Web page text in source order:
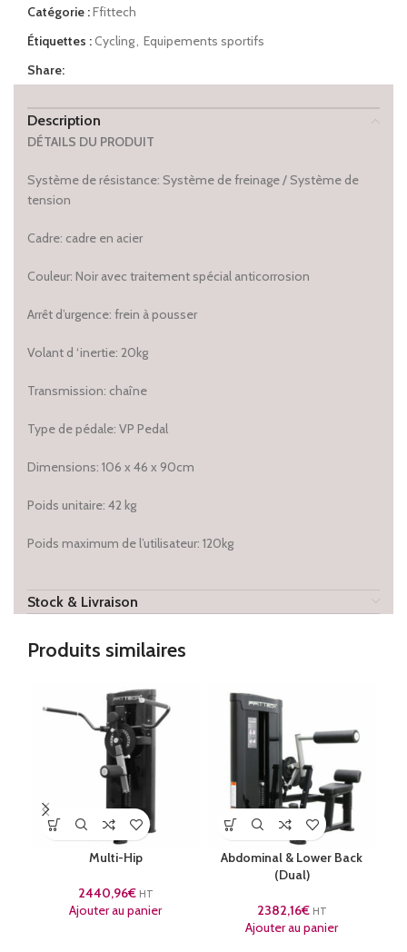
Catégorie :Ffittech
Étiquettes :Cycling, Equipements sportifs
Share:
Description
DÉTAILS DU PRODUIT
Système de résistance: Système de freinage / Système de
tension
Cadre: cadre en acier
Couleur: Noir avec traitement spécial anticorrosion
Arrêt d’urgence: frein à pousser
Volant d ‘inertie: 20kg
Transmission: chaîne
Type de pédale: VP Pedal
Dimensions: 106 x 46 x 90cm
Poids unitaire: 42 kg
Poids maximum de l’utilisateur: 120kg
Stock & Livraison
Produits similaires
Multi-Hip
2440,96€ HT
Ajouter au panier
Abdominal & Lower Back
(Dual)
2382,16€ HT
Ajouter au panier